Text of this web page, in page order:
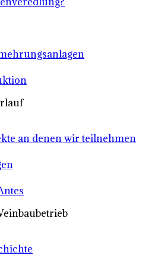
an denen wir teilnehmen